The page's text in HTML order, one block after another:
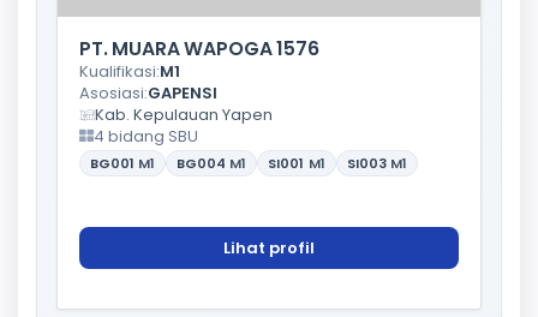
PT. MUARA WAPOGA 1576
Kualifikasi:M1
Asosiasi:GAPENSI
Kab. Kepulauan Yapen
4 bidang SBU
BG001 M1 BG004 M1 SI001 M1 SI003 M1
Lihat profil